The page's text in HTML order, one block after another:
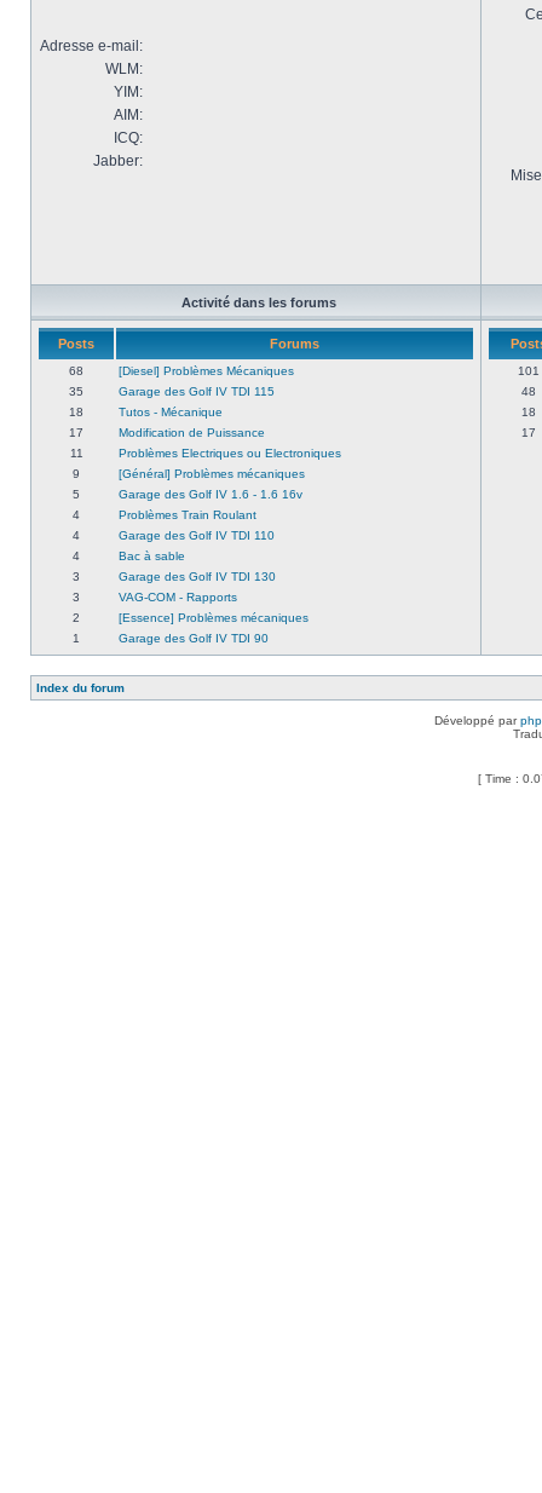
Adresse e-mail:
WLM:
YIM:
AIM:
ICQ:
Jabber:
Activité dans les forums
Posts Forums
68
[Diesel] Problèmes Mécaniques
35
Garage des Golf IV TDI 115
18
Tutos - Mécanique
17
Modification de Puissance
11
Problèmes Electriques ou Electroniques
9
[Général] Problèmes mécaniques
5
Garage des Golf IV 1.6 - 1.6 16v
4
Problèmes Train Roulant
4
Garage des Golf IV TDI 110
4
Bac à sable
3
Garage des Golf IV TDI 130
3
VAG-COM - Rapports
2
[Essence] Problèmes mécaniques
1
Garage des Golf IV TDI 90
101
48
18
17
Index du forum
Développé par
[ Time :